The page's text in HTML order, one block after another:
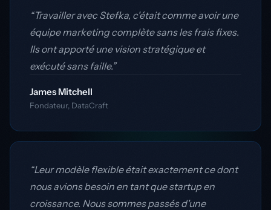
“Travailler avec Stefka, c'était comme avoir une
équipe marketing complète sans les frais fixes.
Ils ont apporté une vision stratégique et
exécuté sans faille.”
James Mitchell
Fondateur, DataCraft
“Leur modèle flexible était exactement ce dont
nous avions besoin en tant que startup en
croissance. Nous sommes passés d'une